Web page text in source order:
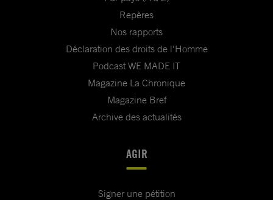
Repères
Nos rapports
Déclaration des droits de l'Homme
Podcast WE MADE IT
Magazine La Chronique
Magazine Bref
Archive des actualités
AGIR
Signer une pétition